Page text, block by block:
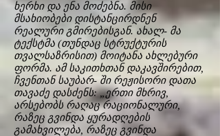
ხერხი და ენა მოძებნა. მისი
მსახიობები დისტანცირდნენ
რეალური გმირებისგან. ახალ- მა
ტექსტმა (თუნდაც სტრუქტურის
თვალსაზრისით) მოიტანა ახლებური
ფორმა. ამ საკითხთან დაკავშირებით,
ჩვენთან საუბარ- ში რეჟისორი დათა
თავაძე დასძენს: „ერთი მხრივ,
არსებობს რაღაც რაციონალური,
რაზეც გვინდა ყურადღების
გამახვილება, რაზეც გვინდა